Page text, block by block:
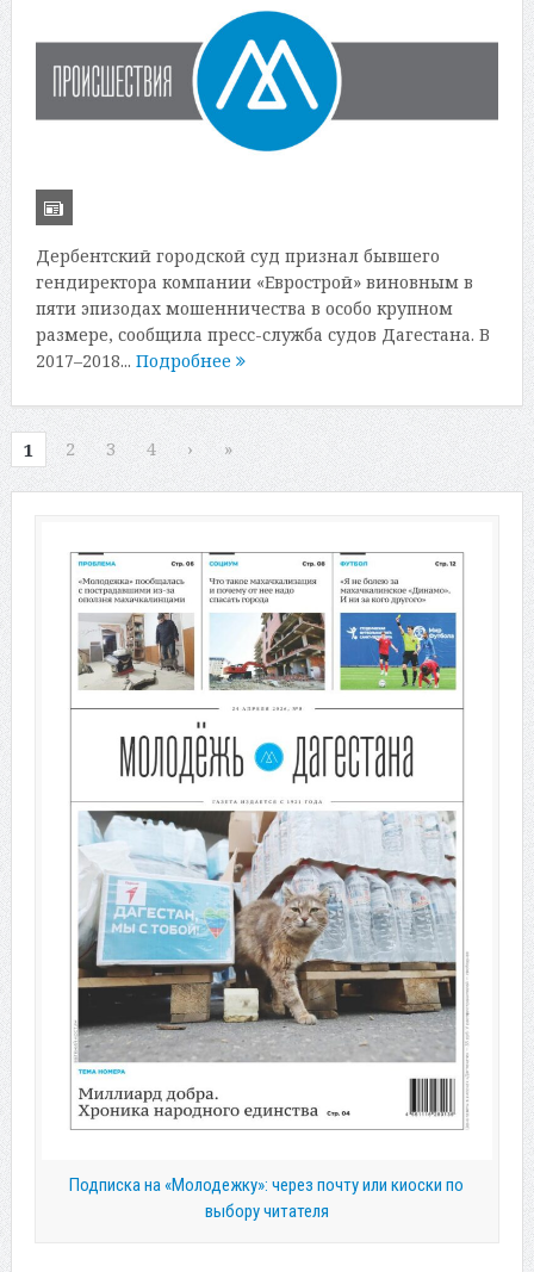
Дербентский городской суд признал бывшего
гендиректора компании «Еврострой» виновным в
пяти эпизодах мошенничества в особо крупном
размере, сообщила пресс-служба судов Дагестана. В
2017–2018... Подробнее
1 2 3 4 › »
Подписка на «Молодежку»: через почту или киоски по
выбору читателя